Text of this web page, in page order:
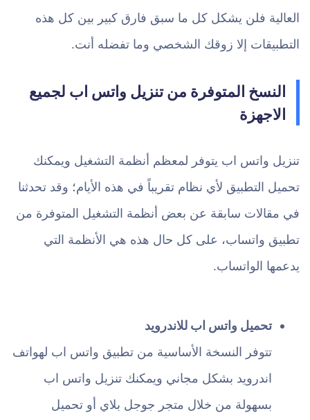
العالية فلن يشكل كل ما سبق فارق كبير بين كل هذه
التطبيقات إلا زوقك الشخصي وما تفضله أنت.
النسخ المتوفرة من تنزيل واتس اب لجميع
الاجهزة
تنزيل واتس اب يتوفر لمعظم أنظمة التشغيل ويمكنك
تحميل التطبيق لأي نظام تقريباً في هذه الأيام؛ وقد تحدثنا
في مقالات سابقة عن بعض أنظمة التشغيل المتوفرة من
تطبيق واتساب، على كل حال هذه هي الأنظمة التي
يدعمها الواتساب.
تحميل واتس اب للاندرويد
تتوفر النسخة الأساسية من تطبيق واتس اب لهواتف
اندرويد بشكل مجاني ويمكنك تنزيل واتس اب
بسهولة من خلال متجر جوجل بلاي أو تحميل